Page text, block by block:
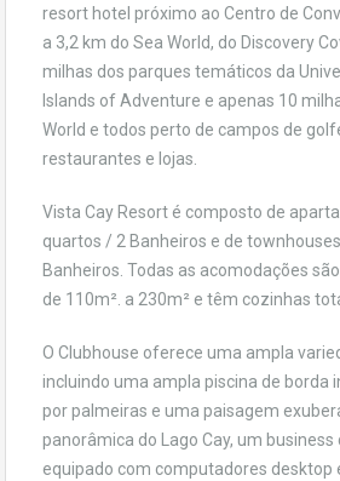
resort hotel próximo ao Centro de
a 3,2 km do Sea World, do Discovery
milhas dos parques temáticos da
Islands of Adventure e apenas 10
World e todos perto de campos de
restaurantes e lojas.
Vista Cay Resort é composto de
quartos / 2 Banheiros e de
Banheiros. Todas as acomodações
de 110m². a 230m² e têm cozinhas
O Clubhouse oferece uma ampla
incluindo uma ampla piscina de borda
por palmeiras e uma paisagem
panorâmica do Lago Cay, um
equipado com computadores desktop